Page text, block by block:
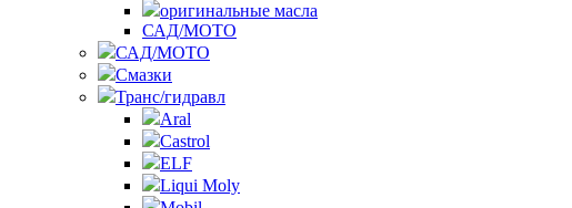
оригинальные масла
САД/МОТО
САД/МОТО
Смазки
Транс/гидравл
Aral
Castrol
ELF
Liqui Moly